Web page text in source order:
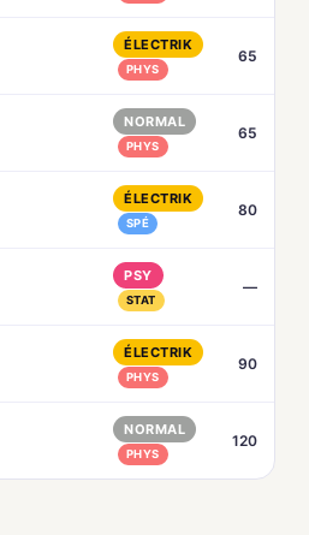
ÉLECTRIK
PHYS
65
NORMAL
PHYS
65
ÉLECTRIK
SPÉ
80
PSY
STAT
—
ÉLECTRIK
PHYS
90
NORMAL
PHYS
120